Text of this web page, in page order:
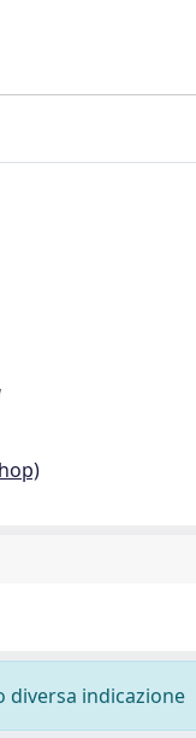
indicazione